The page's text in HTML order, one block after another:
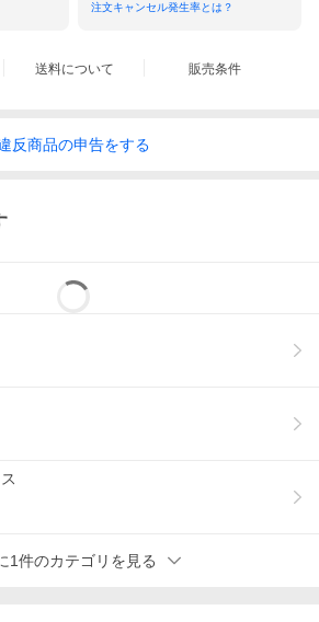
注文キャンセル発生率とは？
送料について 販売条件
反商品の申告をする
1件のカテゴリを見る